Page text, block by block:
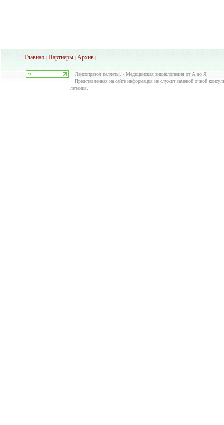
Главная | Партнеры | Архив |
Лансопразол пеллеты. - Медицинская энциклопедия от А до Я
Представленная на сайте информация не служит заменой очной
лечения.